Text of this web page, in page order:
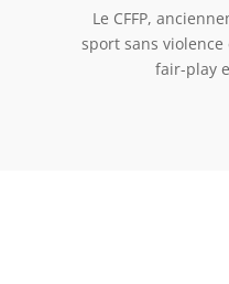
Le CFFP,
sport sans
fair-play